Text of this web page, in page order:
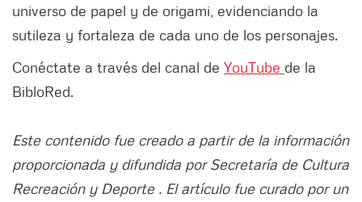
universo de papel y de origami, evidenciando la
sutileza y fortaleza de cada uno de los personajes.
Conéctate a través del canal de YouTube de la
BibloRed.
Este contenido fue creado a partir de la información
proporcionada y difundida por Secretaría de Cultura
Recreación y Deporte . El artículo fue curado por un